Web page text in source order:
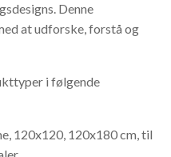
Denne
at udforske, forstå og
i følgende
120x120, 120x180 cm, til